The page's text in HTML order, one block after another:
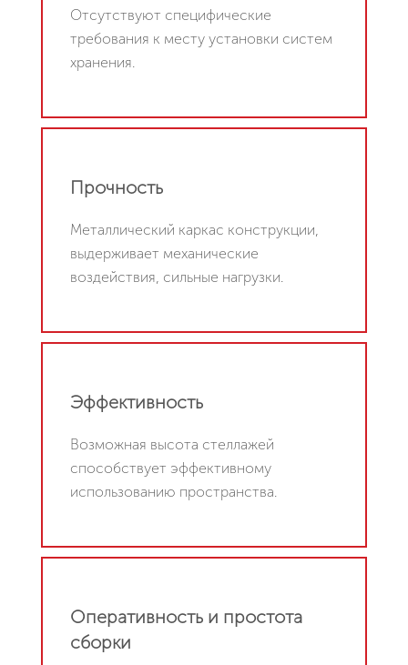
Отсутствуют специфические
требования к месту установки систем
хранения.
Прочность
Металлический каркас конструкции,
выдерживает механические
воздействия, сильные нагрузки.
Эффективность
Возможная высота стеллажей
способствует эффективному
использованию пространства.
Оперативность и простота
сборки